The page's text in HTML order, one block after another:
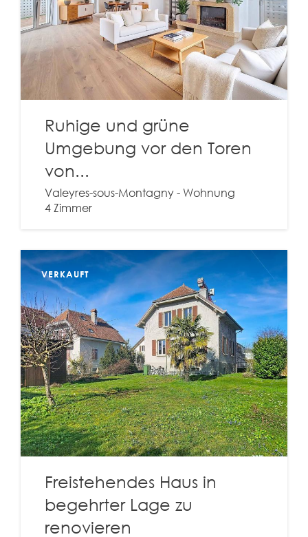
Ruhige und grüne
Umgebung vor den Toren
von...
Valeyres-sous-Montagny - Wohnung
4 Zimmer
VERKAUFT
Freistehendes Haus in
begehrter Lage zu
renovieren